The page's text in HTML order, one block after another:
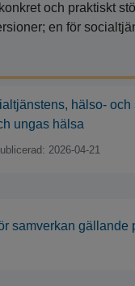
och praktiskt
en för
hälso-
ungas hälsa
2026-04-21
samverkan